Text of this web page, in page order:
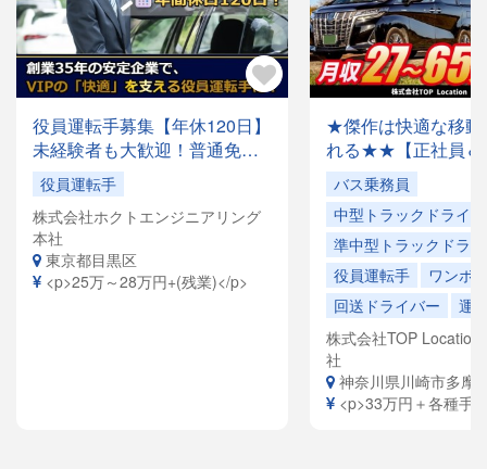
役員運転手募集【年休120日】
未経験者も大歓迎！普通免許
があれば応募OK✨月収28万円
以上も可能！創業35年の安定
企業で、「快適な空間」を提
供するお仕事です。
役員運転手
株式会社ホクトエンジニアリング
本社
東京都目黒区
<p>25万～28万円+(残業)</p>
★傑作は快適な移動
れる★★【正社員＆
でドライバー大量
容は全国各地を回
ドライバーや、VIP
ヤードライバーな
員寮完備！引越祝
給（規定有）あり
バス乗務員
中型トラックドライ
準中型トラックドラ
役員運転手
ワンボ
回送ドライバー
運
株式会社TOP Location
社
神奈川県川崎市多摩
<p>33万円＋各種手